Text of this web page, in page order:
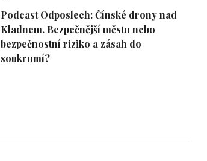
Podcast Odposlech: Čínské drony nad
Kladnem. Bezpečnější město nebo
bezpečnostní riziko a zásah do
soukromí?